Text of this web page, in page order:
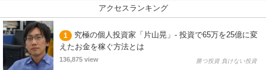
アクセスランキング
1
究極の個人投資家「片山晃」- 投資で65万を25億に変
えたお金を稼ぐ方法とは
136,875 view 勝つ投資 負けない投資